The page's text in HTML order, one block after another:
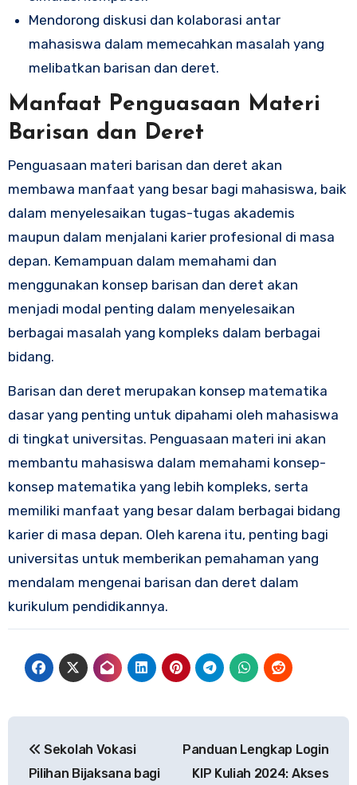
Mendorong diskusi dan kolaborasi antar
mahasiswa dalam memecahkan masalah yang
melibatkan barisan dan deret.
Manfaat Penguasaan Materi
Barisan dan Deret
Penguasaan materi barisan dan deret akan
membawa manfaat yang besar bagi mahasiswa, baik
dalam menyelesaikan tugas-tugas akademis
maupun dalam menjalani karier profesional di masa
depan. Kemampuan dalam memahami dan
menggunakan konsep barisan dan deret akan
menjadi modal penting dalam menyelesaikan
berbagai masalah yang kompleks dalam berbagai
bidang.
Barisan dan deret merupakan konsep matematika
dasar yang penting untuk dipahami oleh mahasiswa
di tingkat universitas. Penguasaan materi ini akan
membantu mahasiswa dalam memahami konsep-
konsep matematika yang lebih kompleks, serta
memiliki manfaat yang besar dalam berbagai bidang
karier di masa depan. Oleh karena itu, penting bagi
universitas untuk memberikan pemahaman yang
mendalam mengenai barisan dan deret dalam
kurikulum pendidikannya.
navigation
Sekolah Vokasi
Pilihan Bijaksana bagi
Panduan Lengkap Login
KIP Kuliah 2024: Akses